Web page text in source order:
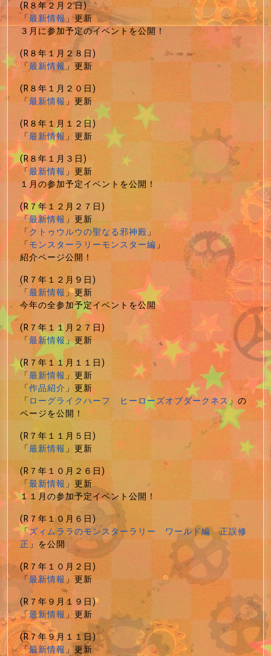
(R８年２月２日)
「最新情報」更新
３月に参加予定のイベントを公開！
(R８年１月２８日)
「最新情報」更新
(R８年１月２０日)
「最新情報」更新
(R８年１月１２日)
「最新情報」更新
(R８年１月３日)
「最新情報」更新
１月の参加予定イベントを公開！
(R７年１２月２７日)
「最新情報」更新
「クトゥウルウの聖なる邪神殿」
「モンスターラリーモンスター編」
紹介ページ公開！
(R７年１２月９日)
「最新情報」更新
今年の全参加予定イベントを公開
(R７年１１月２７日)
「最新情報」更新
(R７年１１月１１日)
「最新情報」更新
「作品紹介」更新
「ローグライクハーフ ヒーローズオブダークネス」の
ページを公開！
(R７年１１月５日)
「最新情報」更新
(R７年１０月２６日)
「最新情報」更新
１１月の参加予定イベント公開！
(R７年１０月６日)
「ズィムララのモンスターラリー ワールド編 正誤修
正」を公開
(R７年１０月２日)
「最新情報」更新
(R７年９月１９日)
「最新情報」更新
(R７年９月１１日)
「最新情報」更新